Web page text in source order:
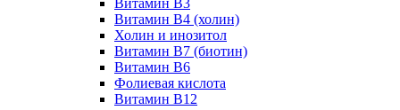
Витамин B3
Витамин B4 (холин)
Холин и инозитол
Витамин B7 (биотин)
Витамин B6
Фолиевая кислота
Витамин B12